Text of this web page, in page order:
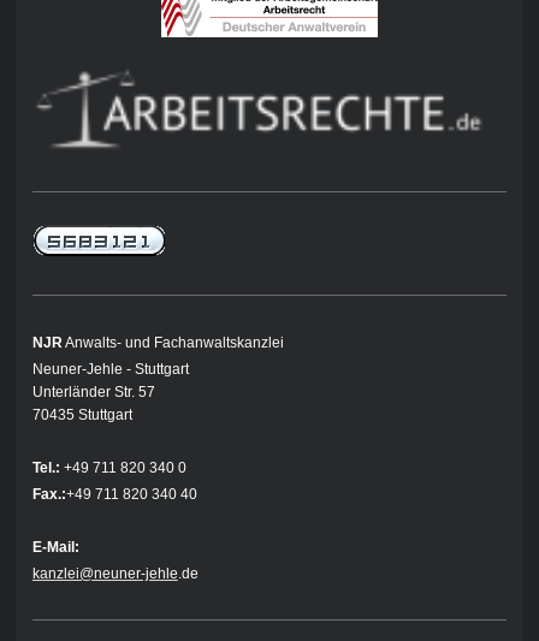
NJR Anwalts- und Fachanwaltskanzlei
Neuner-Jehle - Stuttgart
Unterländer Str. 57
70435 Stuttgart
Tel.: +49 711 820 340 0
Fax.:+49 711 820 340 40
E-Mail:
kanzlei@neuner-jehle .de